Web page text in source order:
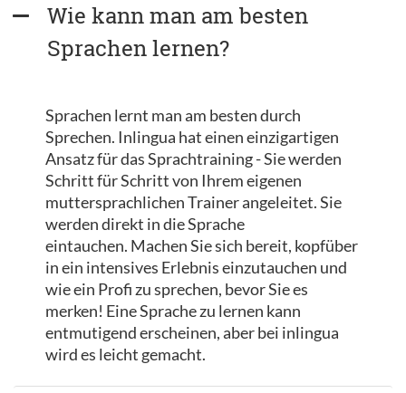
Wie kann man am besten
Sprachen lernen?
Sprachen lernt man am besten durch
Sprechen. Inlingua hat einen einzigartigen
Ansatz für das Sprachtraining - Sie werden
Schritt für Schritt von Ihrem eigenen
muttersprachlichen Trainer angeleitet. Sie
werden direkt in die Sprache
eintauchen. Machen Sie sich bereit, kopfüber
in ein intensives Erlebnis einzutauchen und
wie ein Profi zu sprechen, bevor Sie es
merken! Eine Sprache zu lernen kann
entmutigend erscheinen, aber bei inlingua
wird es leicht gemacht.